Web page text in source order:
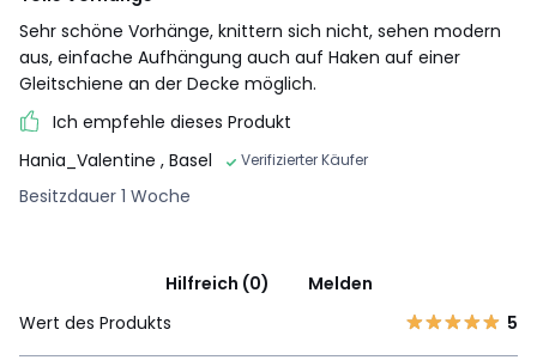
Sehr schöne Vorhänge, knittern sich nicht, sehen modern
aus, einfache Aufhängung auch auf Haken auf einer
Gleitschiene an der Decke möglich.
Ich empfehle dieses Produkt
Hania_Valentine , Basel Verifizierter Käufer
Besitzdauer 1 Woche
Hilfreich (0)
Melden
Wert des Produkts
5